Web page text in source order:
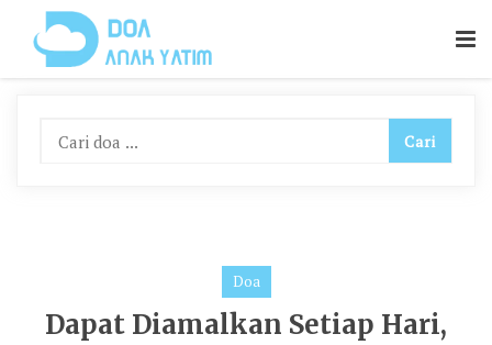
Content
Doa
Dapat Diamalkan Setiap Hari,